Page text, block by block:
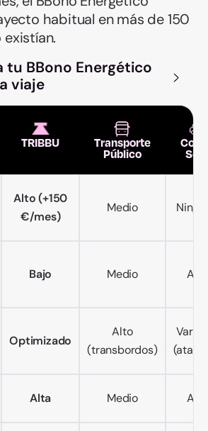
habitual en más de 150
tu BBono Energético
viaje
TRIBBU Transporte
Público Solo
Alto (+150
€/mes)
Medio
Bajo Medio Alto
Optimizado
Alto
(transbordos)
Alta Medio Alto